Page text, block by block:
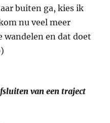
buiten ga, kies ik
nu veel meer
en dat doet
van een traject